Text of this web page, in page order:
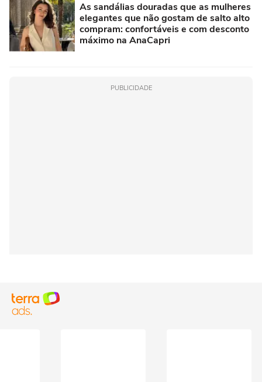
As sandálias douradas que as mulheres
elegantes que não gostam de salto alto
compram: confortáveis e com desconto
máximo na AnaCapri
PUBLICIDADE